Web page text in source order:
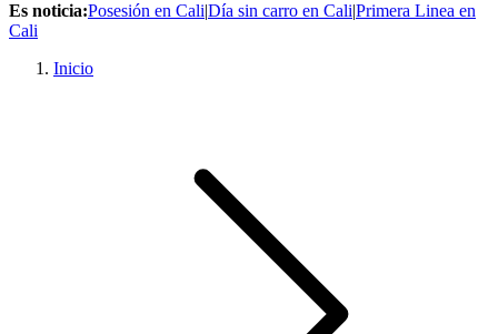
Es noticia:Posesión en Cali|Día sin carro en Cali|Primera Linea en
Cali
Inicio